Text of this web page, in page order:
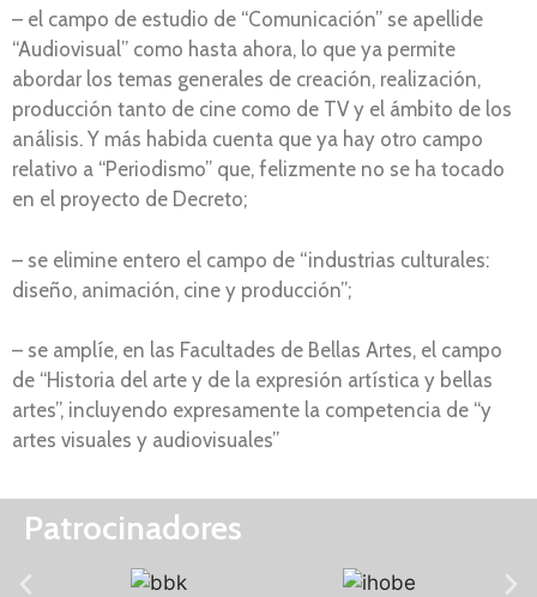
– el campo de estudio de “Comunicación” se apellide
“Audiovisual” como hasta ahora, lo que ya permite
abordar los temas generales de creación, realización,
producción tanto de cine como de TV y el ámbito de los
análisis. Y más habida cuenta que ya hay otro campo
relativo a “Periodismo” que, felizmente no se ha tocado
en el proyecto de Decreto;
– se elimine entero el campo de “industrias culturales:
diseño, animación, cine y producción”;
– se amplíe, en las Facultades de Bellas Artes, el campo
de “Historia del arte y de la expresión artística y bellas
artes”, incluyendo expresamente la competencia de “y
artes visuales y audiovisuales”
Patrocinadores